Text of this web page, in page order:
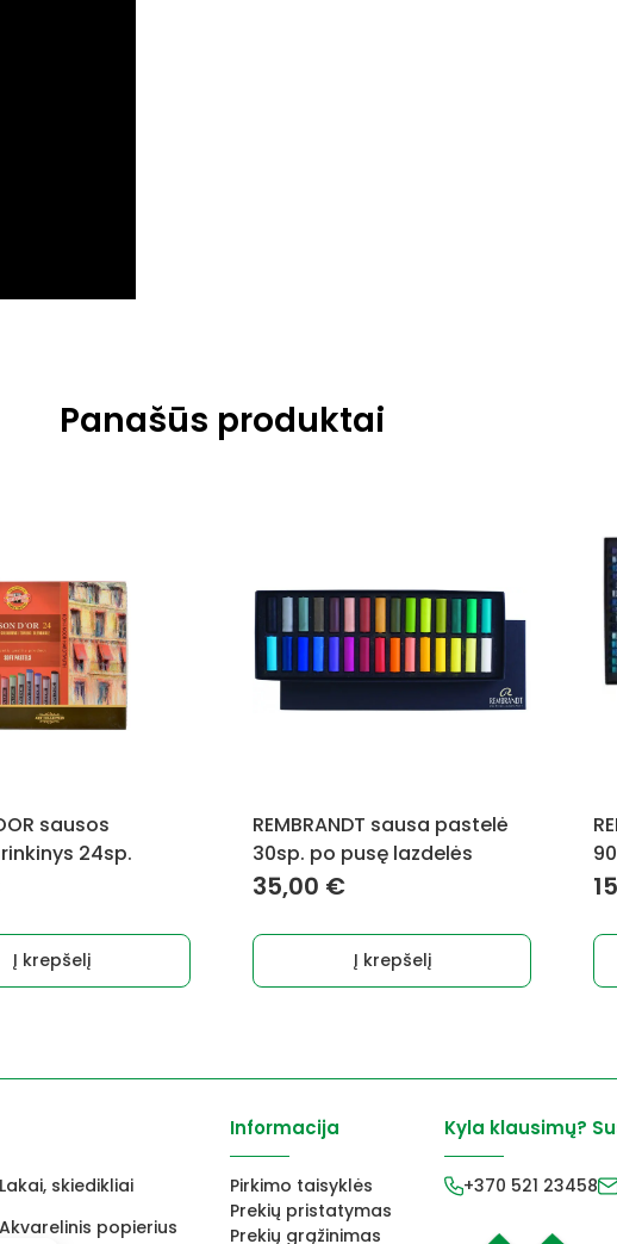
Panašūs produktai
sausos
24sp.
Į krepšelį
REMBRANDT sausa pastelė
30sp. po pusę lazdelės
35,00 €
Į krepšelį
Lakai, skiedikliai
Akvarelinis popierius
Informacija
Pirkimo taisyklės
Prekių pristatymas
Prekių grąžinimas
Kyla klausimų?
+370 521 23458